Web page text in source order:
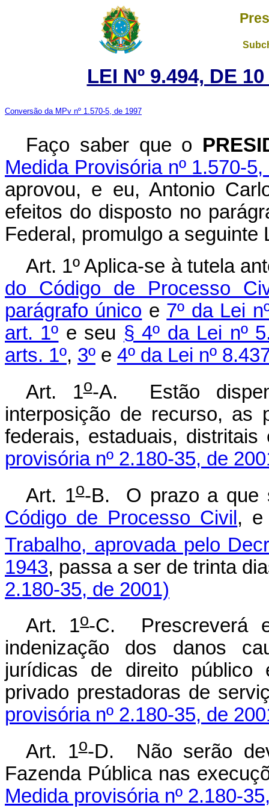
LEI Nº 9.494, DE
Conversão da MPv nº 1.570-5, de 1997
Faço saber que o
Medida Provisória nº 1.570-
aprovou, e eu, Antonio
efeitos do disposto no
Federal, promulgo a seguinte
Art. 1º Aplica-se à tutela
do Código de Processo
parágrafo único e 7º da Lei
art. 1º e seu § 4º da Lei nº
arts. 1º, 3º e 4º da Lei nº
Art. 1o-A. Estão
interposição de recurso, as
federais, estaduais,
provisória nº 2.180-35, de
Art. 1o-B. O prazo a que
Código de Processo Civil ,
Trabalho, aprovada pelo
1943, passa a ser de trinta
2.180-35, de 2001)
Art. 1o-C. Prescreverá
indenização dos danos
jurídicas de direito
privado prestadoras de
provisória nº 2.180-35, de
Art. 1o-D. Não serão
Fazenda Pública nas
Medida provisória nº 2.180-